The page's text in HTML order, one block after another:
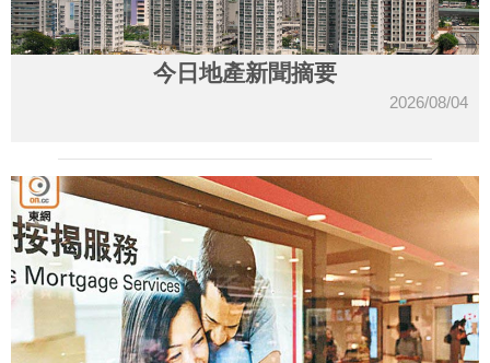
今日地產新聞摘要
2026/08/04